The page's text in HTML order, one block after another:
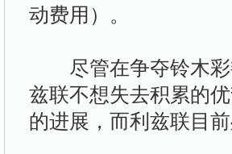
动费用）。
尽管在争夺铃木彩
兹联不想失去积累的
的进展，而利兹联目